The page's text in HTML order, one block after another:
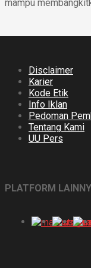
mampu
Disclaimer
Karier
Kode Etik
Info Iklan
Pedoman
Tentang Kami
UU Pers
PLATFORM